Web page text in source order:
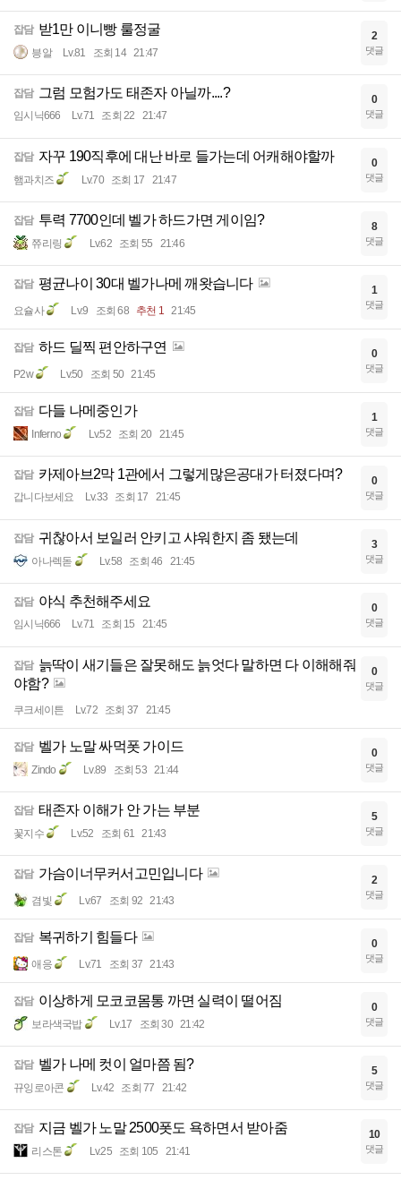
잡담 받1만 이니빵 룰정굴
븡알 Lv.81 조회 14 21:47
2
댓글
잡담 그럼 모험가도 태존자 아닐까....?
임시닉666 Lv.71 조회 22 21:47
0
댓글
잡담 자꾸 190직후에 대난 바로 들가는데 어캐해야할까
햄과치즈 Lv.70 조회 17 21:47
0
댓글
잡담 투력 7700인데 벨가 하드가면 게이임?
쮸리링 Lv.62 조회 55 21:46
8
댓글
잡담 평균나이 30대 벨가나메 깨왓습니다
요슐사 Lv.9 조회 68 추천 1 21:45
1
댓글
잡담 하드 딜찍 편안하구연
P2w Lv.50 조회 50 21:45
0
댓글
잡담 다들 나메중인가
Inferno Lv.52 조회 20 21:45
1
댓글
잡담 카제아브2막 1관에서 그렇게많은공대가 터졌다며?
갑니다보세요 Lv.33 조회 17 21:45
0
댓글
잡담 귀찮아서 보일러 안키고 샤워한지 좀 됐는데
아나렉돋 Lv.58 조회 46 21:45
3
댓글
잡담 야식 추천해주세요
임시닉666 Lv.71 조회 15 21:45
0
댓글
잡담 늙딱이 새기들은 잘못해도 늙엇다 말하면 다 이해해줘
야함?
쿠크세이튼 Lv.72 조회 37 21:45
0
댓글
잡담 벨가 노말 싸먹폿 가이드
Zindo Lv.89 조회 53 21:44
0
댓글
잡담 태존자 이해가 안 가는 부분
꽃지수 Lv.52 조회 61 21:43
5
댓글
잡담 가슴이너무커서고민입니다
겸빛 Lv.67 조회 92 21:43
2
댓글
잡담 복귀하기 힘들다
애응 Lv.71 조회 37 21:43
0
댓글
잡담 이상하게 모코코몸통 까면 실력이 떨어짐
보라색국밥 Lv.17 조회 30 21:42
0
댓글
잡담 벨가 나메 컷이 얼마쯤 됨?
뀨잉로아콘 Lv.42 조회 77 21:42
5
댓글
잡담 지금 벨가 노말 2500폿도 욕하면서 받아줌
리스톤 Lv.25 조회 105 21:41
10
댓글